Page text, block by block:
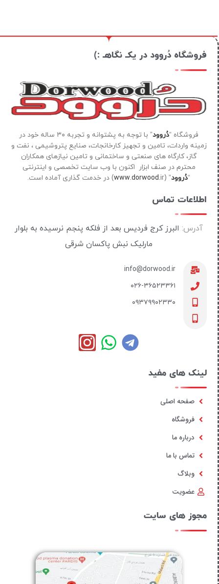
فروشگاه دُروود در یکـ نگاهـ :)
فروشگاه “دُروود
” با توجه به پشتوانه و تجربه ۳۰ ساله خود در
زمینه واردات، تامین و تجهیز کارخانجات، صنایع پتروشیمی ، نفت و
گاز، کارگاه های صنعتی و ساختمانی و تامین نیازهای همکاران
محترم در صنف ابزار اکنون با وب سایت تخصصی و اینترنتی
“دُروود” (
www.dorwood.ir) در خدمت گذاری آماده است.
اطلاعات تماس
آدرس: البرز کرج فردیس بعد از فلکه پنجم نرسیده به بلوار
مارلیک نبش پاکسان شرقی
info@dorwood.ir
۰۲۶-۳۶۵۲۳۳۶۱
۰۹۳۷۹۹۰۲۳۳۰
لینک های مفید
صفحه اصلی
فروشگاه
درباره ما
تماس با ما
وبلاگ
عضویت
مجوز های سایت